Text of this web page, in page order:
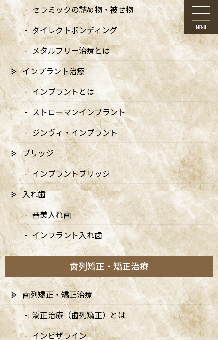
コ
ン
テ
ン
ツ
に
移
動
ナ
ビ
ゲ
ー
シ
ョ
ン
に
移
動 お知らせ
HOME
お知らせ
セラミックインレー – セラミックを用いたむし歯治療（20代男性）
img16_63
2025/07/14
img16_63
セラミックの詰め物・被せ物
ダイレクトボンディング
メタルフリー治療とは
インプラント治療
インプラントとは
ストローマンインプラント
ジンヴィ・インプラント
ブリッジ
インプラントブリッジ
入れ歯
審美入れ歯
インプラント入れ歯
歯列矯正・矯正治療
歯列矯正・矯正治療
矯正治療（歯列矯正）とは
インビザライン